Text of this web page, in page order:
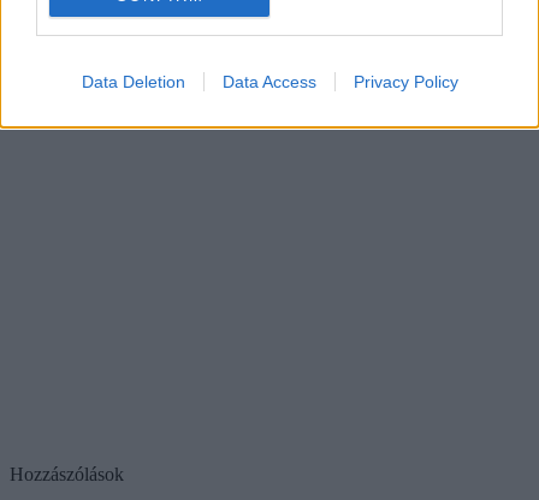
Data Deletion Data Access Privacy Policy
Hozzászólások